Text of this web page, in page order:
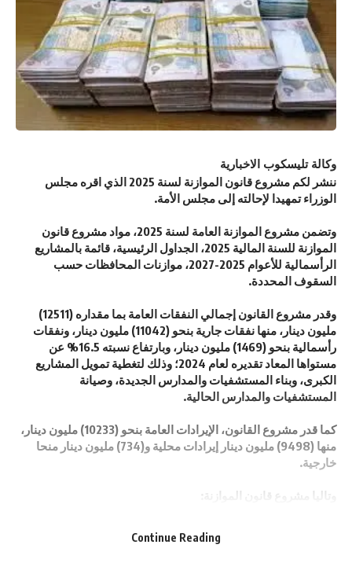
وكالة تليسكوب الاخبارية
ننشر لكم مشروع قانون الموازنة لسنة 2025 الذي اقره مجلس
الوزراء تمهيدا لإحالته إلى مجلس الأمة.
وتضمن مشروع الموازنة العامة لسنة 2025، مواد مشروع قانون
الموازنة للسنة المالية 2025، الجداول الرئيسية، قائمة بالمشاريع
الرأسمالية للأعوام 2025-2027، موازنات المحافظات حسب
السقوف المحددة.
وقدر مشروع القانون إجمالي النفقات العامة بما مقداره (12511)
مليون دينار، منها نفقات جارية بنحو (11042) مليون دينار، ونفقات
رأسمالية بنحو (1469) مليون دينار، وبارتفاع نسبته 16.5% عن
مستواها المعاد تقديره لعام 2024؛ وذلك لتغطية تمويل المشاريع
الكبرى، وبناء المستشفيات والمدارس الجديدة، وصيانة
المستشفيات والمدارس الحالية.
كما قدر مشروع القانون، الإيرادات العامة بنحو (10233) مليون دينار،
منها (9498) مليون دينار إيرادات محلية و(734) مليون دينار منحا
خارجية.
وتاليا مشروع قانون الموازنة:
Continue Reading